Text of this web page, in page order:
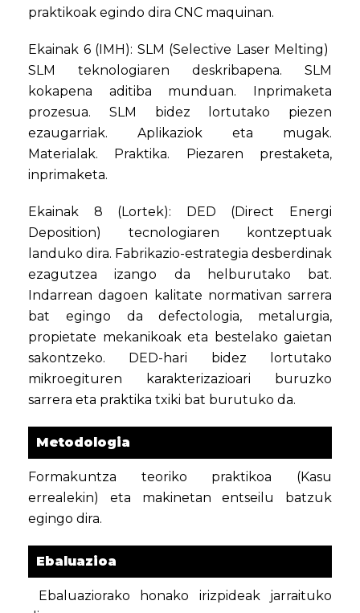
praktikoak egindo dira CNC maquinan.
Ekainak 6 (IMH): SLM (Selective Laser Melting)
SLM teknologiaren deskribapena. SLM
kokapena aditiba munduan. Inprimaketa
prozesua. SLM bidez lortutako piezen
ezaugarriak. Aplikaziok eta mugak.
Materialak. Praktika. Piezaren prestaketa,
inprimaketa.
Ekainak 8 (Lortek): DED (Direct Energi
Deposition) tecnologiaren kontzeptuak
landuko dira. Fabrikazio-estrategia desberdinak
ezagutzea izango da helburutako bat.
Indarrean dagoen kalitate normativan sarrera
bat egingo da defectologia, metalurgia,
propietate mekanikoak eta bestelako gaietan
sakontzeko. DED-hari bidez lortutako
mikroegituren karakterizazioari buruzko
sarrera eta praktika txiki bat burutuko da.
Metodologia
Formakuntza teoriko praktikoa (Kasu
errealekin) eta makinetan entseilu batzuk
egingo dira.
Ebaluazioa
Ebaluaziorako honako irizpideak jarraituko